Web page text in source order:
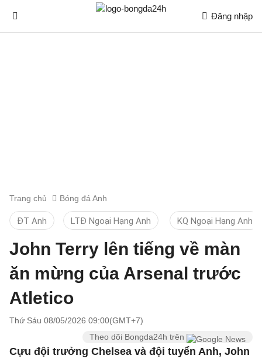
Đăng nhập
Trang chủ Bóng đá Anh
ĐT Anh LTĐ Ngoại Hạng Anh KQ Ngoại Hạng Anh
John Terry lên tiếng về màn
ăn mừng của Arsenal trước
Atletico
Thứ Sáu 08/05/2026 09:00(GMT+7)
Theo dõi Bongda24h trên
Cựu đội trưởng Chelsea và đội tuyển Anh, John